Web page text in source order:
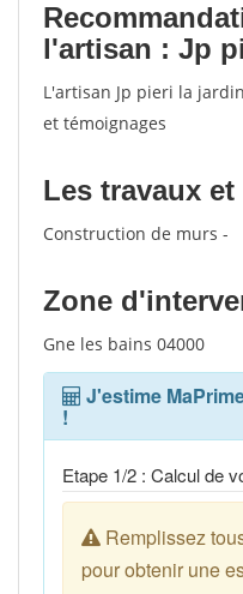
l'artisan : Jp
L'artisan Jp pieri la
et témoignages
Les travaux
Construction de murs -
Zone
Gne les bains 04000